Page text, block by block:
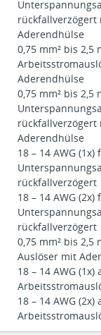
rückfallverzögert
Aderendhülse
0,75 mm² bis 2,5
Aderendhülse
0,75 mm² bis 2,5
rückfallverzögert
Aderendhülse
18 – 14 AWG (1x)
rückfallverzögert
18 – 14 AWG (2x)
rückfallverzögert
0,75 mm² bis 2,5
Auslöser mit
18 – 14 AWG (1x)
18 – 14 AWG (2x)